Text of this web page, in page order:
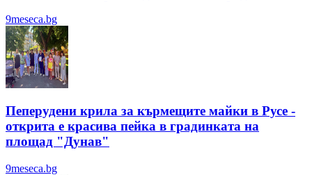
9meseca.bg
Пеперудени крила за кърмещите майки в Русе -
открита е красива пейка в градинката на
площад "Дунав"
9meseca.bg